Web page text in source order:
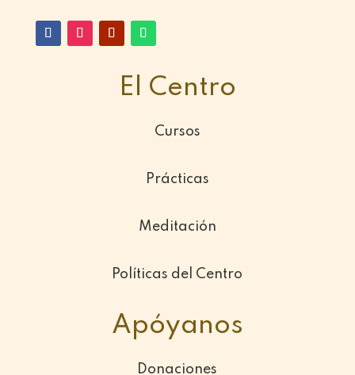
El Centro
Cursos
Prácticas
Meditación
Políticas del Centro
Apóyanos
Donaciones